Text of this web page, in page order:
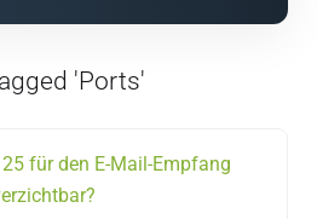
'Ports'
für den E-Mail-Empfang